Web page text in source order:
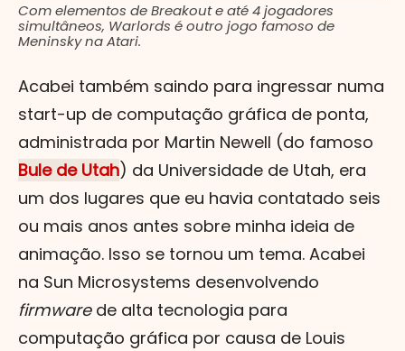
Com elementos de Breakout e até 4 jogadores
simultâneos, Warlords é outro jogo famoso de
Meninsky na Atari.
Acabei também saindo para ingressar numa
start-up de computação gráfica de ponta,
administrada por Martin Newell (do famoso
Bule de Utah) da Universidade de Utah, era
um dos lugares que eu havia contatado seis
ou mais anos antes sobre minha ideia de
animação. Isso se tornou um tema. Acabei
na Sun Microsystems desenvolvendo
firmwarede alta tecnologia para
computação gráfica por causa de Louis